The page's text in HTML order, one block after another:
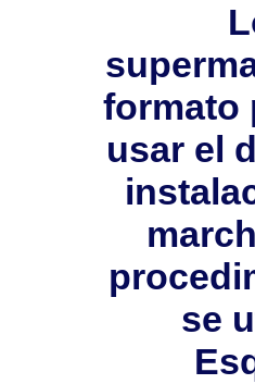
formato
usar el
se